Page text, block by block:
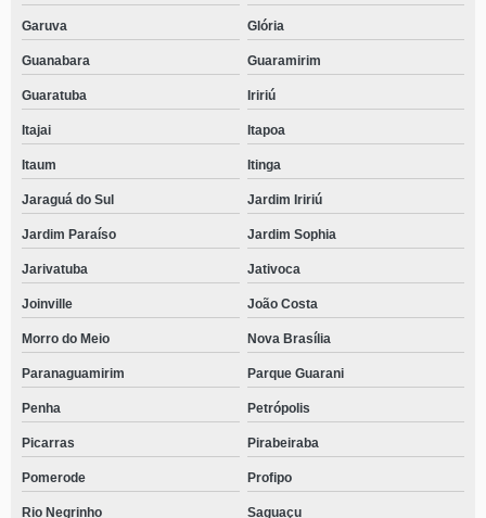
Garuva Glória
Guanabara Guaramirim
Guaratuba Iririú
Itajai Itapoa
Itaum Itinga
Jaraguá do Sul Jardim Iririú
Jardim Paraíso Jardim Sophia
Jarivatuba Jativoca
Joinville João Costa
Morro do Meio Nova Brasília
Paranaguamirim Parque Guarani
Penha Petrópolis
Picarras Pirabeiraba
Pomerode Profipo
Rio Negrinho Saguaçu